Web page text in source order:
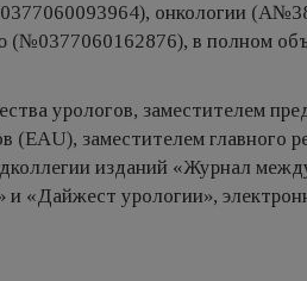
онкологии
(№0377060162876), в полном
урологов, заместите­лем
заместителем главного
изданий «Журнал
и «Дайжест урологии»,